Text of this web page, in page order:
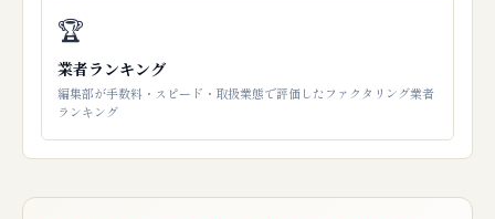
🏆
業者ランキング
編集部が手数料・スピード・取扱業態で評価したファクタリング業者
ランキング